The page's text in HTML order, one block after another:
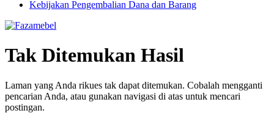
Kebijakan Pengembalian Dana dan Barang
Tak Ditemukan Hasil
Laman yang Anda rikues tak dapat ditemukan. Cobalah mengganti
pencarian Anda, atau gunakan navigasi di atas untuk mencari
postingan.